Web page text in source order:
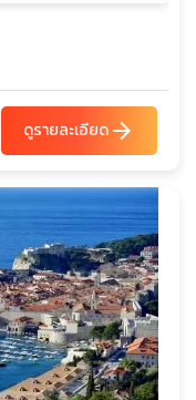
ดูรายละเอียดarrow_forward